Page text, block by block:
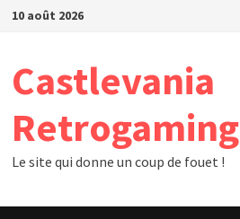
Passer
10 août 2026
Castlevania
Retrogaming
Le site qui donne un coup de fouet !